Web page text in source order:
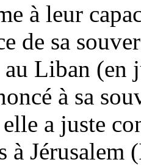
à leur
de sa
au Liban
à sa
a juste
à Jérusalem